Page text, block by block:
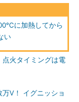
に加熱してから
い
点火タイミングは電
V！ イグニッショ